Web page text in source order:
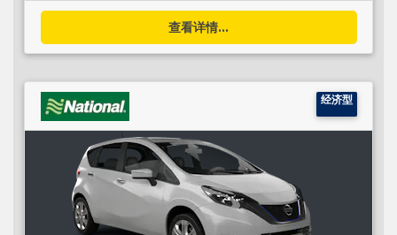
查看详情...
经济型